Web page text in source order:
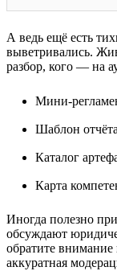
А ведь ещё есть
выветривались.
разбор, кого — на
Шаблон
Каталог
Карта
Иногда полезно
обсуждают
обратите
аккуратная